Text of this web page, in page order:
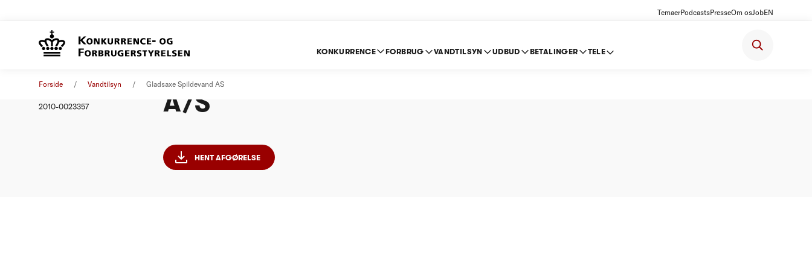
TemaerPodcastsPresseOm osJobEN
KONKURRENCE FORBRUG VANDTILSYN UDBUD BETALINGER TELE
Forside Vandtilsyn Gladsaxe Spildevand AS
2010-0023357
A/S
HENT AFGØRELSE